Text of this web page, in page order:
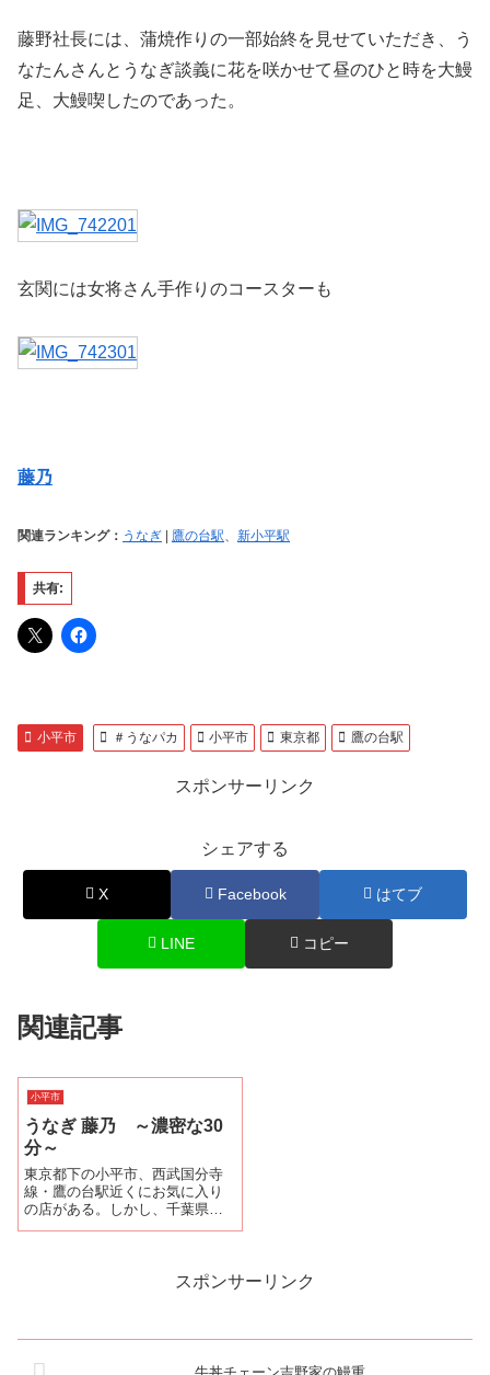
藤野社長には、蒲焼作りの一部始終を見せていただき、う
なたんさんとうなぎ談義に花を咲かせて昼のひと時を大鰻
足、大鰻喫したのであった。
玄関には女将さん手作りのコースターも
藤乃
関連ランキング： うなぎ 鷹の台駅、 新小平駅
共有:
小平市 ＃うなパカ 小平市 東京都 鷹の台駅
スポンサーリンク
シェアする
X Facebook はてブ
LINE コピー
関連記事
小平市
うなぎ 藤乃 ～濃密な30
分～
東京都下の小平市、西武国分寺
線・鷹の台駅近くにお気に入り
の店がある。しかし、千葉県在
住のためになかなか行くことが
ある。路線検索で鷹の台、中野スポンサーリンク